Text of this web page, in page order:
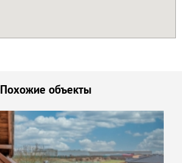
Похожие объекты